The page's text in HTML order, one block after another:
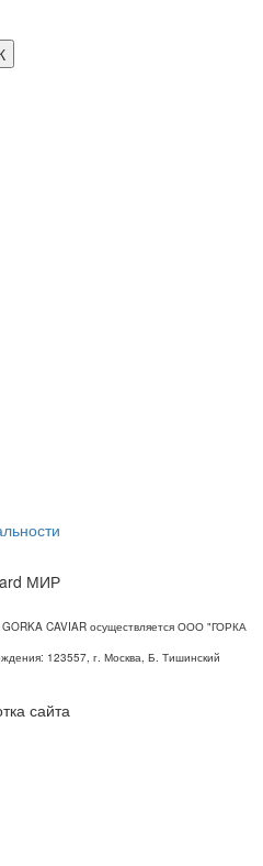
CAVIAR осуществляется ООО "ГОРКА
123557, г. Москва, Б. Тишинский
сайта